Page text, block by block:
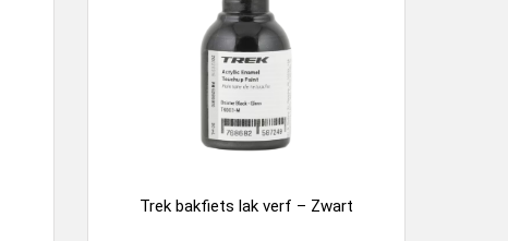
Trek bakfiets lak verf – Zwart